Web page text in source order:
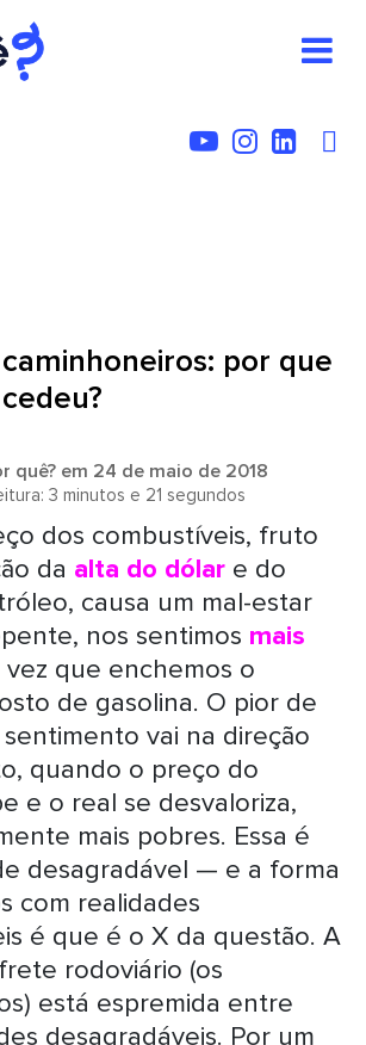
por que
quê? em 24 de maio de 2018
3 minutos e 21 segundos
dos combustíveis, fruto
da alta do dólar e do
causa um mal-estar
nos sentimos mais
vez que enchemos o
de gasolina. O pior de
vai na direção
quando o preço do
e o real se desvaloriza,
mais pobres. Essa é
desagradável — e a forma
com realidades
é que é o X da questão. A
rodoviário (os
está espremida entre
desagradáveis. Por um